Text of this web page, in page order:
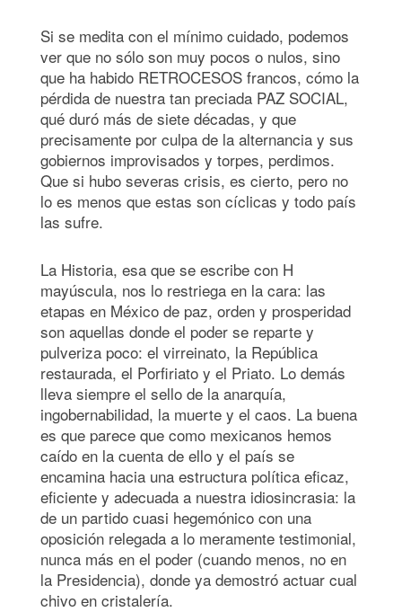
Si se medita con el mínimo cuidado, podemos
ver que no sólo son muy pocos o nulos, sino
que ha habido RETROCESOS francos, cómo la
pérdida de nuestra tan preciada PAZ SOCIAL,
qué duró más de siete décadas, y que
precisamente por culpa de la alternancia y sus
gobiernos improvisados y torpes, perdimos.
Que si hubo severas crisis, es cierto, pero no
lo es menos que estas son cíclicas y todo país
las sufre.
La Historia, esa que se escribe con H
mayúscula, nos lo restriega en la cara: las
etapas en México de paz, orden y prosperidad
son aquellas donde el poder se reparte y
pulveriza poco: el virreinato, la República
restaurada, el Porfiriato y el Priato. Lo demás
lleva siempre el sello de la anarquía,
ingobernabilidad, la muerte y el caos. La buena
es que parece que como mexicanos hemos
caído en la cuenta de ello y el país se
encamina hacia una estructura política eficaz,
eficiente y adecuada a nuestra idiosincrasia: la
de un partido cuasi hegemónico con una
oposición relegada a lo meramente testimonial,
nunca más en el poder (cuando menos, no en
la Presidencia), donde ya demostró actuar cual
chivo en cristalería.